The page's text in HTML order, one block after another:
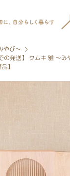
やび～
の発送】 クムキ 雅 ～み
】